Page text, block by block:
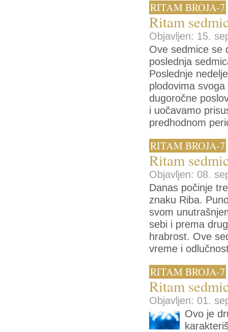
RITAM BROJA-7
Ritam
Objavljen: 15.
Ove sedmice se
poslednja
Poslednje
plodovima
dugoročne
i uočavamo
predhodnom
RITAM BROJA-7
Ritam
Objavljen: 08.
Danas počinje
znaku Riba.
svom
sebi i prema
hrabrost. Ove
vreme i
RITAM BROJA-7
Ritam
Objavljen: 01.
Ovo je